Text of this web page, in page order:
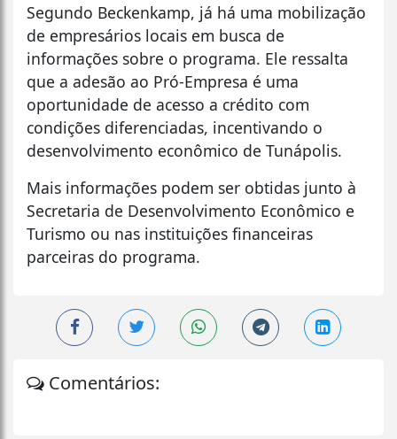
Segundo Beckenkamp, já há uma mobilização
de empresários locais em busca de
informações sobre o programa. Ele ressalta
que a adesão ao Pró-Empresa é uma
oportunidade de acesso a crédito com
condições diferenciadas, incentivando o
desenvolvimento econômico de Tunápolis.
Mais informações podem ser obtidas junto à
Secretaria de Desenvolvimento Econômico e
Turismo ou nas instituições financeiras
parceiras do programa.
Comentários: